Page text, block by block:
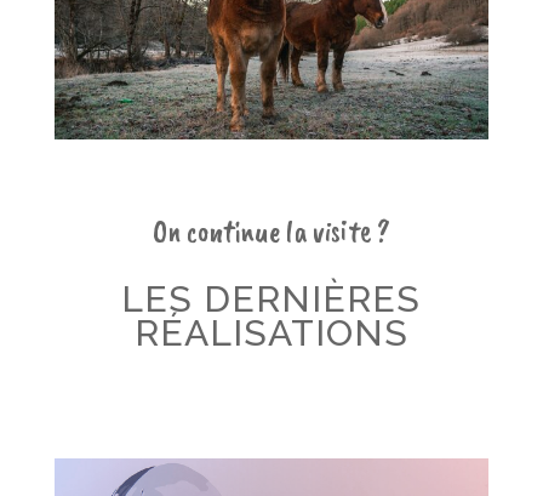
On continue la visite ?
LES DERNIÈRES
RÉALISATIONS